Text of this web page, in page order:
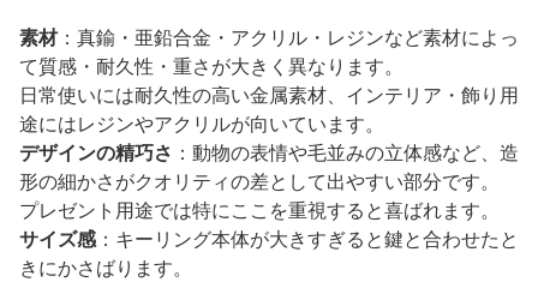
素材：真鍮・亜鉛合金・アクリル・レジンなど素材によっ
て質感・耐久性・重さが大きく異なります。
日常使いには耐久性の高い金属素材、インテリア・飾り用
途にはレジンやアクリルが向いています。
デザインの精巧さ ：動物の表情や毛並みの立体感など、造
形の細かさがクオリティの差として出やすい部分です。
プレゼント用途では特にここを重視すると喜ばれます。
サイズ感：キーリング本体が大きすぎると鍵と合わせたと
きにかさばります。